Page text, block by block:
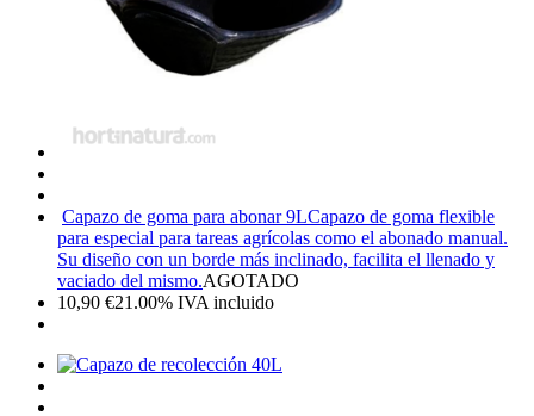
Capazo de goma para abonar 9LCapazo de goma flexible
para especial para tareas agrícolas como el abonado manual.
Su diseño con un borde más inclinado, facilita el llenado y
vaciado del mismo.AGOTADO
10,90 €21.00% IVA incluido